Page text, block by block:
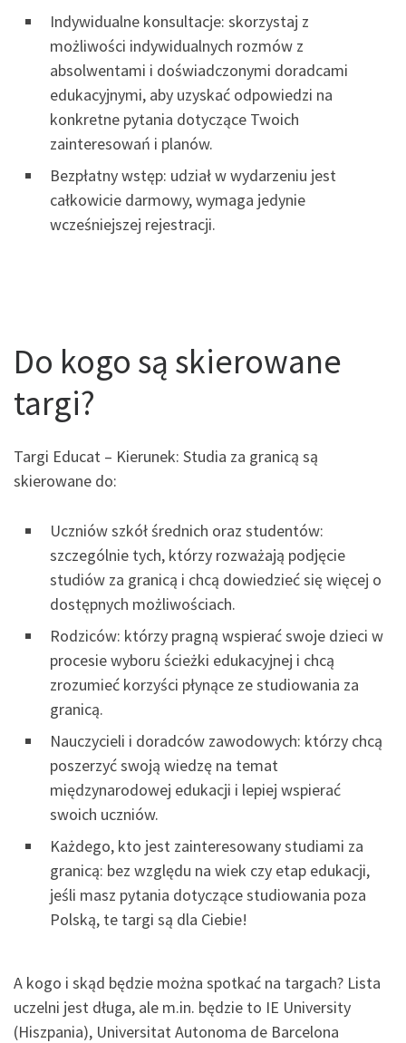
Indywidualne konsultacje: skorzystaj z
możliwości indywidualnych rozmów z
absolwentami i doświadczonymi doradcami
edukacyjnymi, aby uzyskać odpowiedzi na
konkretne pytania dotyczące Twoich
zainteresowań i planów.
Bezpłatny wstęp: udział w wydarzeniu jest
całkowicie darmowy, wymaga jedynie
wcześniejszej rejestracji.
Do kogo są skierowane
targi?
Targi Educat – Kierunek: Studia za granicą są
skierowane do:
Uczniów szkół średnich oraz studentów:
szczególnie tych, którzy rozważają podjęcie
studiów za granicą i chcą dowiedzieć się więcej o
dostępnych możliwościach.
Rodziców: którzy pragną wspierać swoje dzieci w
procesie wyboru ścieżki edukacyjnej i chcą
zrozumieć korzyści płynące ze studiowania za
granicą.
Nauczycieli i doradców zawodowych: którzy chcą
poszerzyć swoją wiedzę na temat
międzynarodowej edukacji i lepiej wspierać
swoich uczniów.
Każdego, kto jest zainteresowany studiami za
granicą: bez względu na wiek czy etap edukacji,
jeśli masz pytania dotyczące studiowania poza
Polską, te targi są dla Ciebie!
A kogo i skąd będzie można spotkać na targach? Lista
uczelni jest długa, ale m.in. będzie to IE University
(Hiszpania), Universitat Autonoma de Barcelona